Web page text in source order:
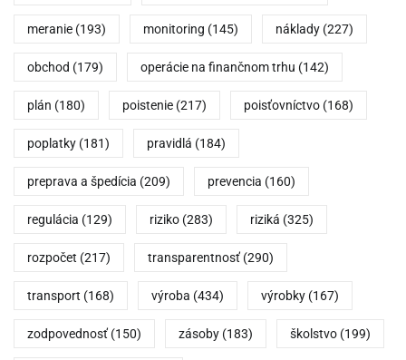
meranie (193) monitoring (145) náklady (227)
obchod (179) operácie na finančnom trhu (142)
plán (180) poistenie (217) poisťovníctvo (168)
poplatky (181) pravidlá (184)
preprava a špedícia (209) prevencia (160)
regulácia (129) riziko (283) riziká (325)
rozpočet (217) transparentnosť (290)
transport (168) výroba (434) výrobky (167)
zodpovednosť (150) zásoby (183) školstvo (199)